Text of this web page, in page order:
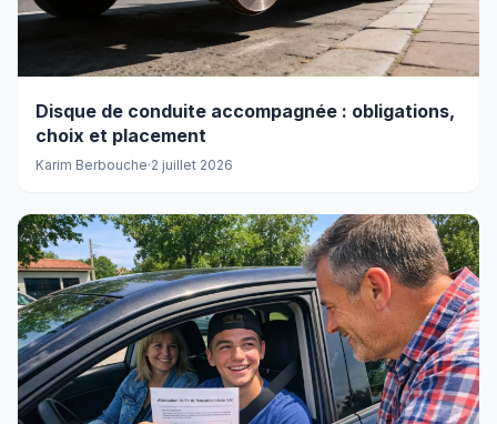
Disque de conduite accompagnée : obligations,
choix et placement
Karim Berbouche·2 juillet 2026